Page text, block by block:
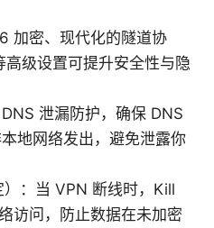
加密、现代化的隧道协
级设置可提升安全性与隐
泄漏防护，确保 DNS
地网络发出，避免泄露你
：当 VPN 断线时，Kill
访问，防止数据在未加密